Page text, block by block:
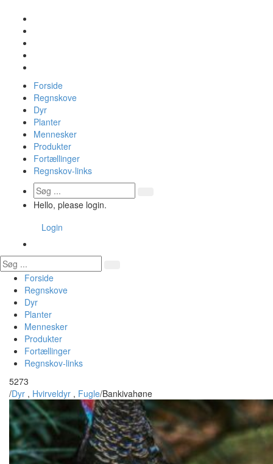
Forside
Regnskove
Dyr
Planter
Mennesker
Produkter
Fortællinger
Regnskov-links
Hello, please login.
Login
Forside
Regnskove
Dyr
Planter
Mennesker
Produkter
Fortællinger
Regnskov-links
5273
/Dyr , Hvirveldyr , Fugle/Bankivahøne